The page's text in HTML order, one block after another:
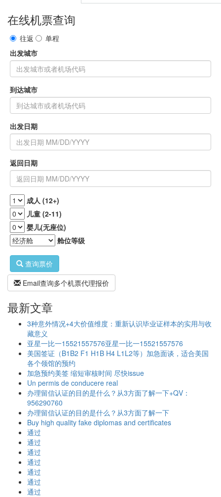
在线机票查询
往返
单程
出发城市
到达城市
出发日期
返回日期
成人 (12+)
儿童 (2-11)
婴儿(无座位)
舱位等级
查询票价
Email查询多个机票代理报价
最新文章
3种意外情况+4大价值维度：重新认识毕业证样本的实用与收
藏意义
亚星一比一15521557576亚星一比一15521557576
美国签证（B1B2 F1 H1B H4 L1L2等）加急面谈，适合美国
各个领馆的预约
加急预约美签 缩短审核时间 尽快issue
Un permis de conducere real
办理留信认证的目的是什么？从3方面了解一下+QV：
956290760
办理留信认证的目的是什么？从3方面了解一下
Buy high quality fake diplomas and certificates
通过
通过
通过
通过
通过
通过
通过